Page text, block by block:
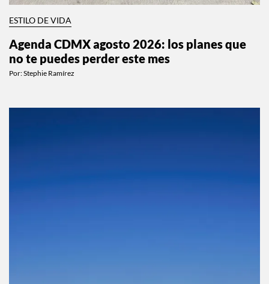
ESTILO DE VIDA
Agenda CDMX agosto 2026: los planes que
no te puedes perder este mes
Por:Stephie Ramírez